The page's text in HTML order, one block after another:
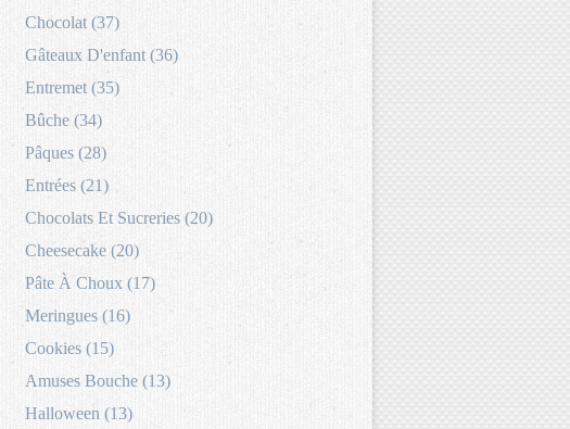
Chocolat (37)
Gâteaux D'enfant (36)
Entremet (35)
Bûche (34)
Pâques (28)
Entrées (21)
Chocolats Et Sucreries (20)
Cheesecake (20)
Pâte À Choux (17)
Meringues (16)
Cookies (15)
Amuses Bouche (13)
Halloween (13)